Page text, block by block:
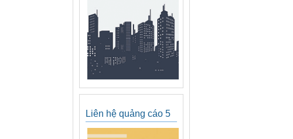
Liên hệ quảng cáo 5